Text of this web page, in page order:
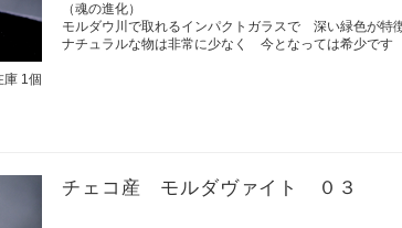
庫 1個
（魂の進化）
モルダウ川で取れるインパクトガラスで 深い緑色が特
ナチュラルな物は非常に少なく 今となっては希少です
チェコ産 モルダヴァイト ０３